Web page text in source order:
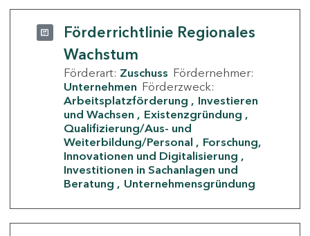
Förderrichtlinie Regionales
Wachstum
Förderart: Zuschuss Fördernehmer:
Unternehmen Förderzweck:
Arbeitsplatzförderung
Investieren
und Wachsen
Existenzgründung
Qualifizierung/Aus- und
Weiterbildung/Personal
Forschung,
Innovationen und Digitalisierung
Investitionen in Sachanlagen und
Beratung
Unternehmensgründung